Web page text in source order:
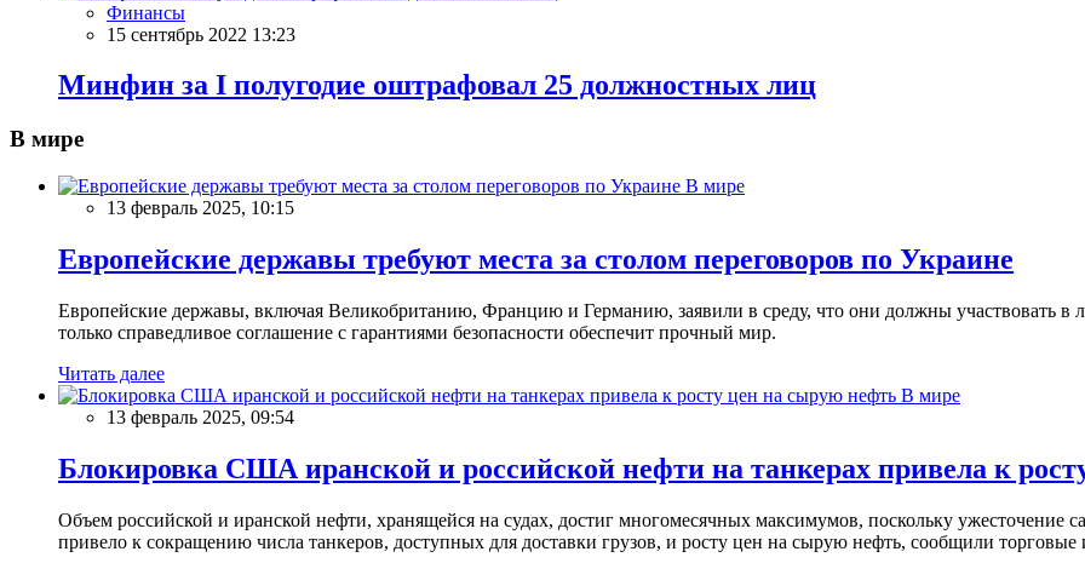
Финансы
15 сентябрь 2022 13:23
Минфин за I полугодие оштрафовал 25 должностных лиц
В мире
В мире
13 февраль 2025, 10:15
Европейские державы требуют места за столом переговоров по Украине
Европейские державы, включая Великобританию, Францию и Германию, заявили в среду, что они должны участвовать в
только справедливое соглашение с гарантиями безопасности обеспечит прочный мир.
Читать далее
В мире
13 февраль 2025, 09:54
Блокировка США иранской и российской нефти на танкерах привела к
Объем российской и иранской нефти, хранящейся на судах, достиг многомесячных максимумов, поскольку
привело к сокращению числа танкеров, доступных для доставки грузов, и росту цен на сырую нефть, сообщили торговые